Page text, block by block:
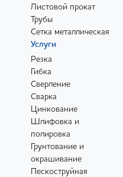
Листовой прокат
Трубы
Сетка металлическая
Услуги
Резка
Гибка
Сверление
Сварка
Цинкование
Шлифовка и
полировка
Грунтование и
окрашивание
Пескоструйная